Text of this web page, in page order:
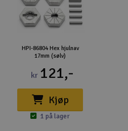
HPI-86804 Hex hjulnav
17mm (sølv)
kr 121,-
Kjøp
1 på lager